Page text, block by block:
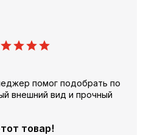
помог подобрать по
внешний вид и прочный
товар!